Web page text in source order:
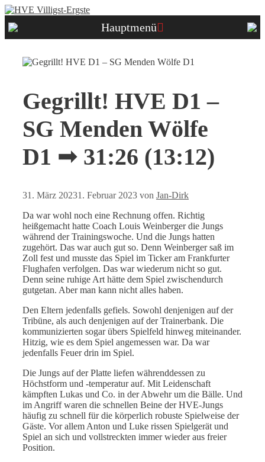
Zum
springen
Hauptmenü
Gegrillt! HVE D1 –
SG Menden Wölfe
D1 ➟ 31:26 (13:12)
31. März 20231. Februar 2023 von Jan-Dirk
Da war wohl noch eine Rechnung offen. Richtig
heißgemacht hatte Coach Louis Weinberger die Jungs
während der Trainingswoche. Und die Jungs hatten
zugehört. Das war auch gut so. Denn Weinberger saß im
Zoll fest und musste das Spiel im Ticker am Frankfurter
Flughafen verfolgen. Das war wiederum nicht so gut.
Denn seine ruhige Art hätte dem Spiel zwischendurch
gutgetan. Aber man kann nicht alles haben.
Den Eltern jedenfalls gefiels. Sowohl denjenigen auf der
Tribüne, als auch denjenigen auf der Trainerbank. Die
kommunizierten sogar übers Spielfeld hinweg miteinander.
Hitzig, wie es dem Spiel angemessen war. Da war
jedenfalls Feuer drin im Spiel.
Die Jungs auf der Platte liefen währenddessen zu
Höchstform und -temperatur auf. Mit Leidenschaft
kämpften Lukas und Co. in der Abwehr um die Bälle. Und
im Angriff waren die schnellen Beine der HVE-Jungs
häufig zu schnell für die körperlich robuste Spielweise der
Gäste. Vor allem Anton und Luke rissen Spielgerät und
Spiel an sich und vollstreckten immer wieder aus freier
Position.